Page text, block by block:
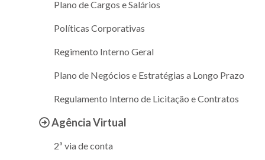
Plano de Cargos e Salários
Políticas Corporativas
Regimento Interno Geral
Plano de Negócios e Estratégias a Longo Prazo
Regulamento Interno de Licitação e Contratos
Agência Virtual
2ª via de conta